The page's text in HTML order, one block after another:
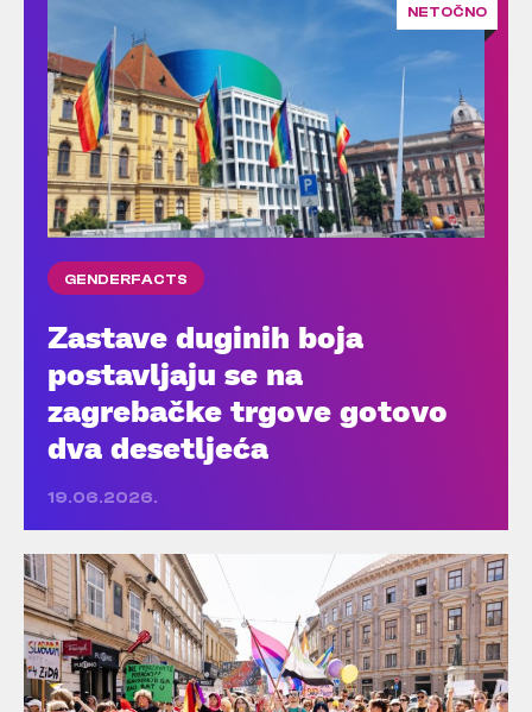
NETOČNO
GENDERFACTS
Zastave duginih boja
postavljaju se na
zagrebačke trgove gotovo
dva desetljeća
19.06.2026.